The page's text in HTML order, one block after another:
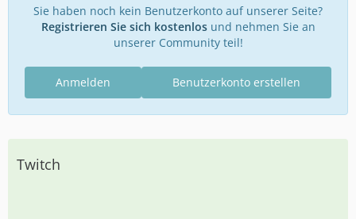
Sie haben noch kein Benutzerkonto auf unserer Seite?
Registrieren Sie sich kostenlosund nehmen Sie an
unserer Community teil!
Benutzerkonto erstellen
Anmelden
Twitch